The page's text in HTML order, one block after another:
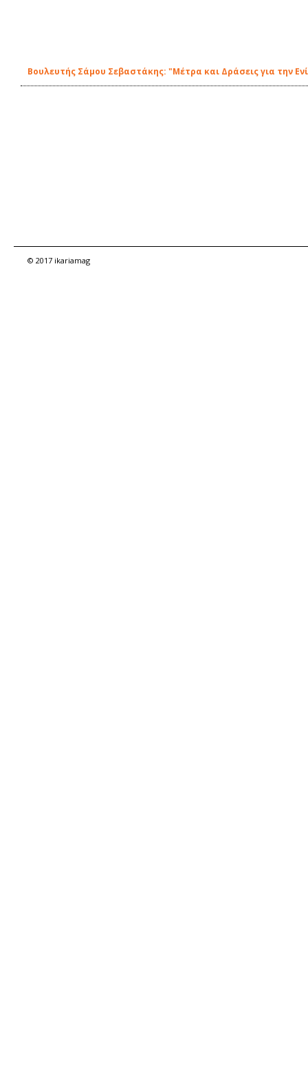
Βουλευτής Σάμου Σεβαστάκης: "Μέτρα και Δράσεις για την
© 2017 ikariamag